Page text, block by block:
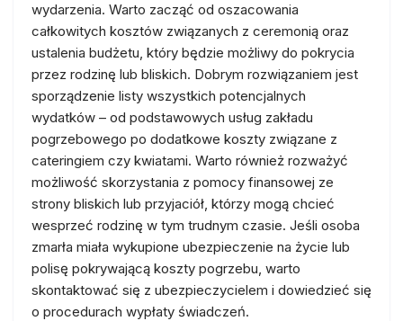
wydarzenia. Warto zacząć od oszacowania
całkowitych kosztów związanych z ceremonią oraz
ustalenia budżetu, który będzie możliwy do pokrycia
przez rodzinę lub bliskich. Dobrym rozwiązaniem jest
sporządzenie listy wszystkich potencjalnych
wydatków – od podstawowych usług zakładu
pogrzebowego po dodatkowe koszty związane z
cateringiem czy kwiatami. Warto również rozważyć
możliwość skorzystania z pomocy finansowej ze
strony bliskich lub przyjaciół, którzy mogą chcieć
wesprzeć rodzinę w tym trudnym czasie. Jeśli osoba
zmarła miała wykupione ubezpieczenie na życie lub
polisę pokrywającą koszty pogrzebu, warto
skontaktować się z ubezpieczycielem i dowiedzieć się
o procedurach wypłaty świadczeń.